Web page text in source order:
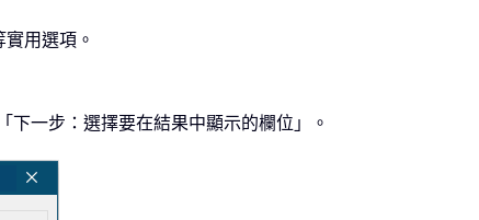
用選項。
一步：選擇要在結果中顯示的欄位」。